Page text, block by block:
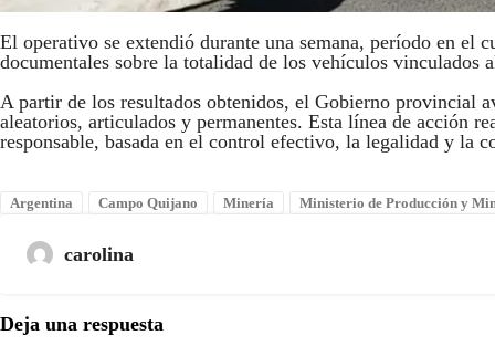
El operativo se extendió durante una semana, período en el
documentales sobre la totalidad de los vehículos
A partir de los resultados obtenidos, el Gobierno provincial
aleatorios, articulados y permanentes. Esta línea de acción
responsable, basada en el control efectivo, la legalidad y la
Argentina Campo Quijano Minería Ministerio de Producción y
carolina
Deja una respuesta